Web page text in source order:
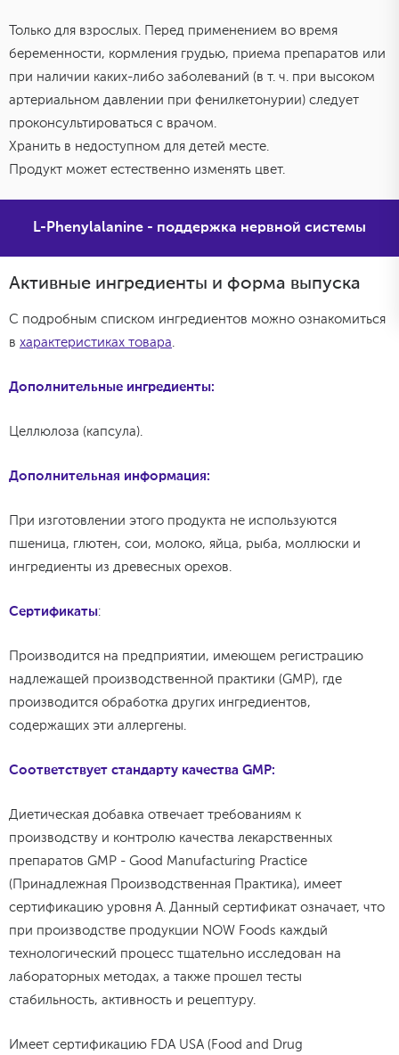
Только для взрослых. Перед применением во время
беременности, кормления грудью, приема препаратов или
при наличии каких-либо заболеваний (в т. ч. при высоком
артериальном давлении при фенилкетонурии) следует
проконсультироваться с врачом.
Хранить в недоступном для детей месте.
Продукт может естественно изменять цвет.
L-Phenylalanine - поддержка нервной системы
Активные ингредиенты и форма выпуска
С подробным списком ингредиентов можно ознакомиться
в характеристиках товара
Дополнительные ингредиенты:
Целлюлоза (капсула).
Дополнительная информация:
При изготовлении этого продукта не используются
пшеница, глютен, сои, молоко, яйца, рыба, моллюски и
ингредиенты из древесных орехов.
Сертификаты:
Производится на предприятии, имеющем регистрацию
надлежащей производственной практики (GMP), где
производится обработка других ингредиентов,
содержащих эти аллергены.
Соответствует стандарту качества GMP:
Диетическая добавка отвечает требованиям к
производству и контролю качества лекарственных
препаратов GMP - Good Manufacturing Practice
(Принадлежная Производственная Практика), имеет
сертификацию уровня А. Данный сертификат означает, что
при производстве продукции NOW Foods каждый
технологический процесс тщательно исследован на
лабораторных методах, а также прошел тесты
стабильность, активность и рецептуру.
Имеет сертификацию FDA USA (Food and Drug